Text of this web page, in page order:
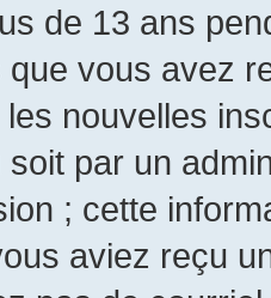
de 13 ans
que vous avez
nouvelles
par un
; cette
aviez reçu